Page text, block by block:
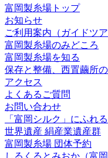
富岡製糸場トップ
お知らせ
ご利用案内（ガイドツア
富岡製糸場のみどころ
富岡製糸場を知る
保存と整備、西置繭所
アクセス
よくあるご質問
お問い合わせ
「富岡シルク」にふれる
世界遺産 絹産業遺産群
富岡製糸場 団体予約
しるくるとみおか （富